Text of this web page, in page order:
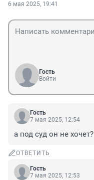
6 мая 2025, 19:41
Гость
Войти
Гость
7 мая 2025, 12:54
а под суд он не хочет?
ОТВЕТИТЬ
Гость
7 мая 2025, 12:53